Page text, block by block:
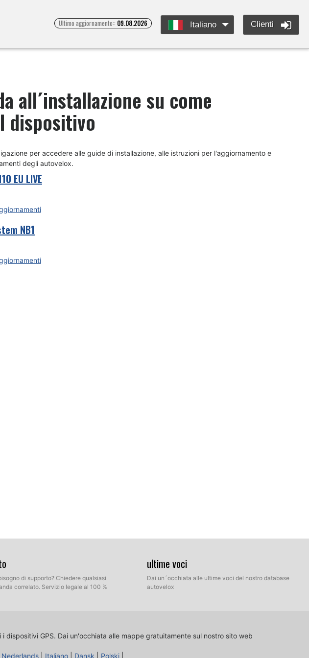
Ultimo aggiornamento:: 09.08.2026 Italiano Clienti
all´installazione su come
dispositivo
per accedere alle guide di installazione, alle istruzioni per l'aggiornamento e
degli autovelox.
EU LIVE
NB1
di supporto? Chiedere qualsiasi
correlato. Servizio legale al 100 %
ultime voci
Dai un´occhiata alle ultime voci del nostro database
autovelox
dispositivi GPS. Dai un'occhiata alle mappe gratuitamente sul nostro sito web
Nederlands Italiano Dansk Polski